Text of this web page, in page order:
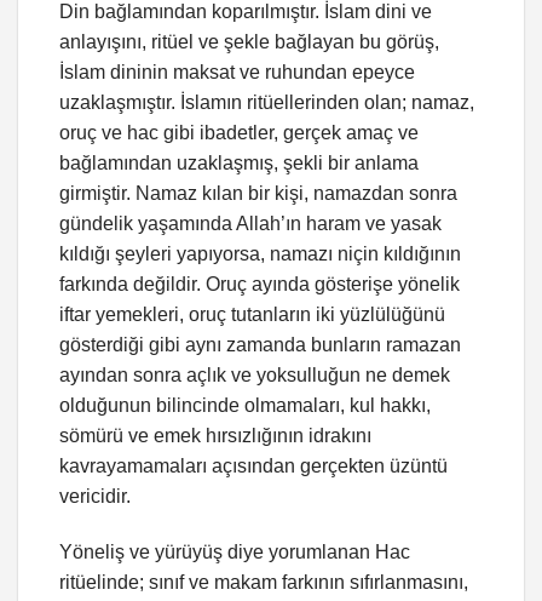
Din bağlamından koparılmıştır. İslam dini ve
anlayışını, ritüel ve şekle bağlayan bu görüş,
İslam dininin maksat ve ruhundan epeyce
uzaklaşmıştır. İslamın ritüellerinden olan; namaz,
oruç ve hac gibi ibadetler, gerçek amaç ve
bağlamından uzaklaşmış, şekli bir anlama
girmiştir. Namaz kılan bir kişi, namazdan sonra
gündelik yaşamında Allah’ın haram ve yasak
kıldığı şeyleri yapıyorsa, namazı niçin kıldığının
farkında değildir. Oruç ayında gösterişe yönelik
iftar yemekleri, oruç tutanların iki yüzlülüğünü
gösterdiği gibi aynı zamanda bunların ramazan
ayından sonra açlık ve yoksulluğun ne demek
olduğunun bilincinde olmamaları, kul hakkı,
sömürü ve emek hırsızlığının idrakını
kavrayamamaları açısından gerçekten üzüntü
vericidir.
Yöneliş ve yürüyüş diye yorumlanan Hac
ritüelinde; sınıf ve makam farkının sıfırlanmasını,